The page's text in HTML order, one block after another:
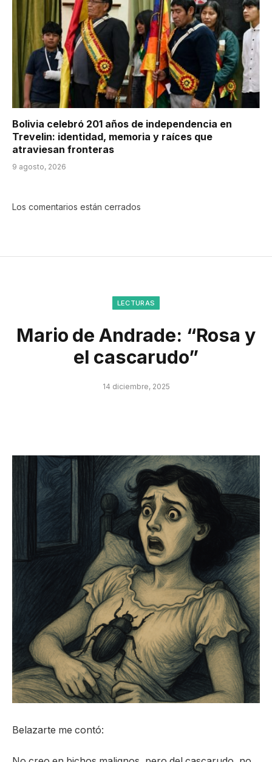
Bolivia celebró 201 años de independencia en
Trevelin: identidad, memoria y raíces que
atraviesan fronteras
9 agosto, 2026
Los comentarios están cerrados
LECTURAS
Mario de Andrade: “Rosa y
el cascarudo”
14 diciembre, 2025
Belazarte me contó: